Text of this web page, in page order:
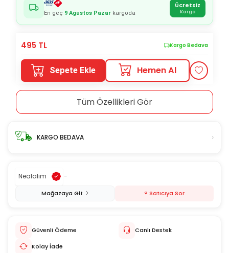
En geç 9 Ağustos Pazar kargoda
Ücretsiz
Kargo
495 TL Kargo Bedava
Sepete Ekle Hemen Al
Tüm Özellikleri Gör
KARGO BEDAVA ›
Nealalım -
Mağazaya Git ? Satıcıya Sor
Güvenli Ödeme
Canlı Destek
Kolay İade